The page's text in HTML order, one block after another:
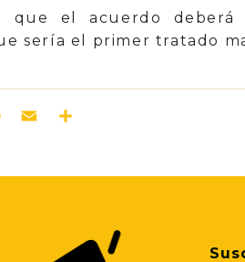
que el acuerdo deberá
sería el primer tratado
WhatsApp
Email